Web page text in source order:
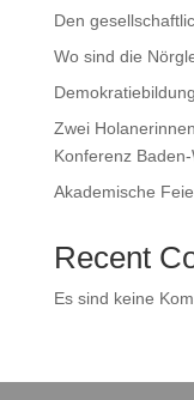
Den
Wo sind die
Zwei
Konferenz
Akademische
Recent
Es sind keine